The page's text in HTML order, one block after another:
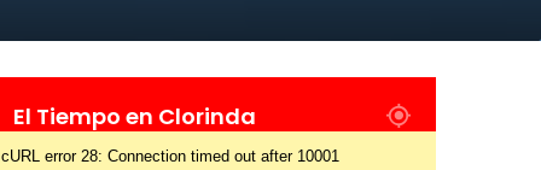
El Tiempo en Clorinda
cURL error 28: Connection timed out after 10001